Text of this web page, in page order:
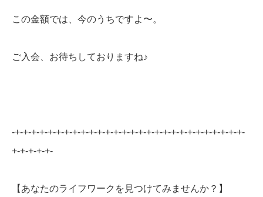
この金額では、今のうちですよ〜。
ご入会、お待ちしておりますね♪
-+-+-+-+-+-+-+-+-+-+-+-+-+-+-+-+-+-+-+-+-+-+-+-+-+-+-+-+-
+-+-+-+-+-
【あなたのライフワークを見つけてみませんか？】